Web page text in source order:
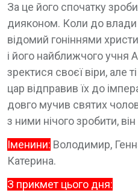
За це його спочатку
дияконом. Коли до влади
відомий гоніннями
і його найближчого учня
зректися своєї віри, але
цар відправив їх до
довго мучив святих
з ними нічого зробити,
Іменини: Володимир,
Катерина.
З прикмет цього дня: